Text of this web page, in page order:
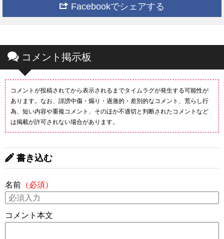
Facebookでシェアする
コメント掲示板
コメントが投稿されてから表示されるまでタイムラグが発生する可能性が
あります。なお、誹謗中傷・煽り・過激的・差別的なコメント、荒らし行
為、短い内容や重複コメント、そのほか不適切と判断されたコメントなど
は掲載が許可されない場合があります。
書き込む
名前 （必須）
コメント本文